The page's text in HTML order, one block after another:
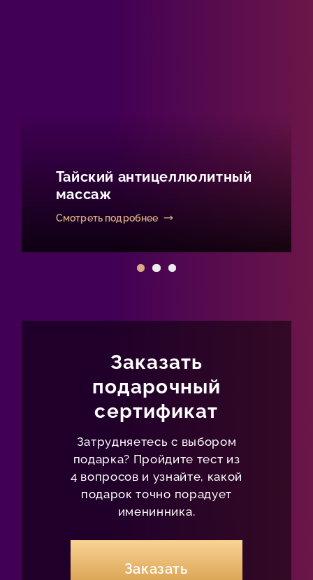
Тайский антицеллюлитный
массаж
Смотреть подробнее
Заказать
подарочный
сертификат
Затрудняетесь с выбором
подарка? Пройдите тест из
4 вопросов и узнайте, какой
подарок точно порадует
именинника.
Заказать